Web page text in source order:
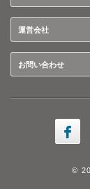
運営会社
お問い合わせ
©